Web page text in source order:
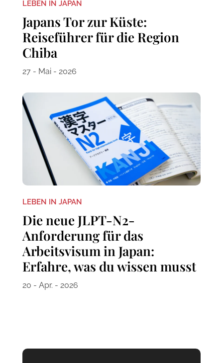
LEBEN IN JAPAN
Japans Tor zur Küste:
Reiseführer für die Region
Chiba
27 - Mai - 2026
LEBEN IN JAPAN
Die neue JLPT-N2-
Anforderung für das
Arbeitsvisum in Japan:
Erfahre, was du wissen musst
20 - Apr. - 2026